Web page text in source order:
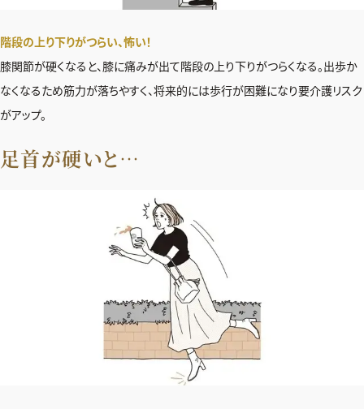
階段の上り下りがつらい、怖い！
膝関節が硬くなると、膝に痛みが出て階段の上り下りがつらくなる。出歩か
なくなるため筋力が落ちやすく、将来的には歩行が困難になり要介護リスク
がアップ。
足首が硬いと…